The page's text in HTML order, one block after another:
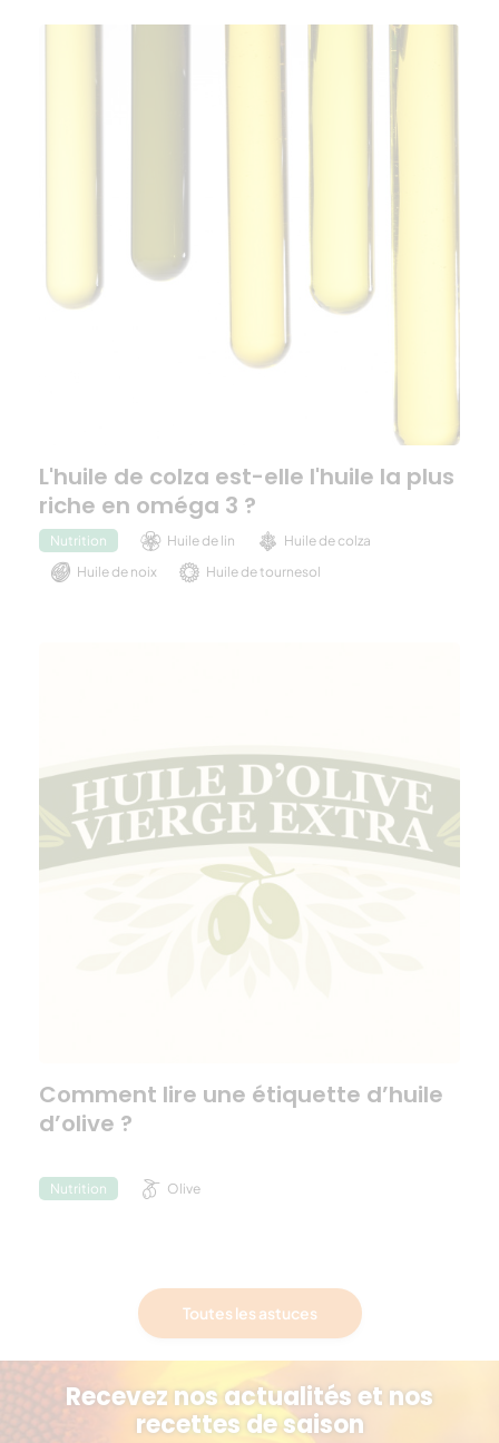
L'huile de colza est-elle l'huile la plus
riche en oméga 3 ?
Nutrition Huile de lin
Huile de colza
Huile de noix
Huile de tournesol
Comment lire une étiquette d’huile
d’olive ?
Nutrition Olive
Toutes les astuces
Recevez nos actualités et nos
recettes de saison